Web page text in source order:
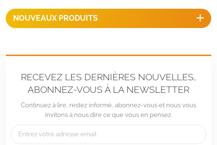
NOUVEAUX PRODUITS
RECEVEZ LES DERNIÈRES NOUVELLES,
ABONNEZ-VOUS À LA NEWSLETTER
Continuez à lire, restez informé, abonnez-vous et nous vous
invitons à nous dire ce que vous en pensez.